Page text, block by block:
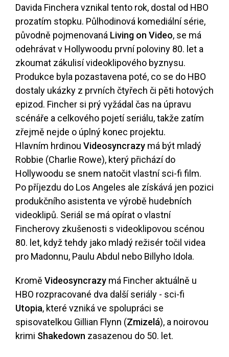
Davida Finchera vznikal tento rok, dostal od HBO
prozatím stopku. Půlhodinová komediální série,
původně pojmenovaná Living on Video, se má
odehrávat v Hollywoodu první poloviny 80. let a
zkoumat zákulisí videoklipového byznysu.
Produkce byla pozastavena poté, co se do HBO
dostaly ukázky z prvních čtyřech či pěti hotových
epizod. Fincher si prý vyžádal čas na úpravu
scénáře a celkového pojetí seriálu, takže zatím
zřejmě nejde o úplný konec projektu.
Hlavním hrdinou Videosyncrazy má být mladý
Robbie (Charlie Rowe), který přichází do
Hollywoodu se snem natočit vlastní sci-fi film.
Po příjezdu do Los Angeles ale získává jen pozici
produkčního asistenta ve výrobě hudebních
videoklipů. Seriál se má opírat o vlastní
Fincherovy zkušenosti s videoklipovou scénou
80. let, když tehdy jako mladý režisér točil videa
pro Madonnu, Paulu Abdul nebo Billyho Idola.
Kromě Videosyncrazy má Fincher aktuálně u
HBO rozpracované dva další seriály - sci-fi
Utopia, které vzniká ve spolupráci se
spisovatelkou Gillian Flynn (Zmizelá), a noirovou
krimi Shakedown zasazenou do 50. let.